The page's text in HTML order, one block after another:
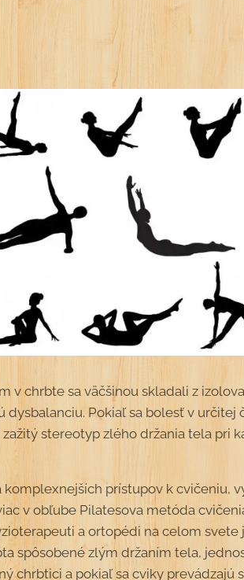
v chrbte sa väčšinou skladali z
dysbalanciu. Pokiaľ sa bolesť v
stereotyp zlého držania tela pri
komplexnejších prístupov k cvičeniu,
v obľube Pilatesova metóda
a ortopédi na celom svete
spôsobené zlým držaním tela,
chrbtici a pokiaľ sa cviky prevádzajú